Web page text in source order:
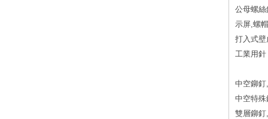
公母螺
示屏,螺
打入式
工業用
中空鉚
中空特
雙層鉚